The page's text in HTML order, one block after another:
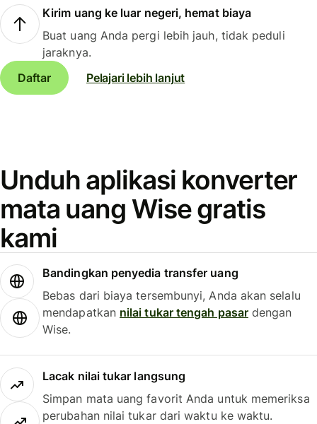
Kirim uang ke luar negeri, hemat biaya
Buat uang Anda pergi lebih jauh, tidak peduli
jaraknya.
Daftar
Pelajari lebih lanjut
Unduh aplikasi konverter
mata uang Wise gratis
kami
Bandingkan penyedia transfer uang
Bebas dari biaya tersembunyi, Anda akan selalu
mendapatkan nilai tukar tengah pasardengan
Wise.
Lacak nilai tukar langsung
Simpan mata uang favorit Anda untuk memeriksa
perubahan nilai tukar dari waktu ke waktu.